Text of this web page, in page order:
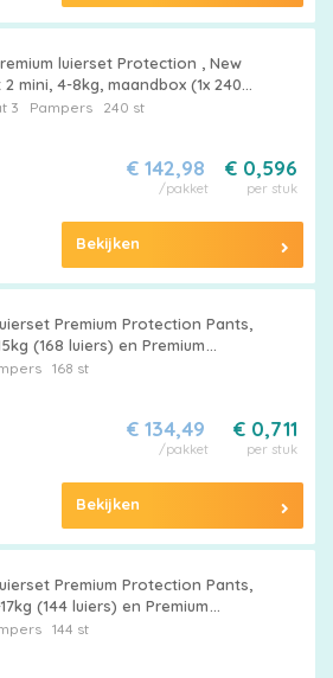
luierset Protection , New
mini, 4-8kg, maandbox (1x 240
3 midi, 6-10kg, maandbox (1x
3 Pampers240 st
€ 0,596
per stuk
€ 142,98
/pakket
Bekijken
Premium Protection Pants,
(168 luiers) en Premium
maat 4 Maxi, 9-14kg (174
168 st
€ 0,711
per stuk
€ 134,49
/pakket
Bekijken
Premium Protection Pants,
(144 luiers) en Premium
maat 5 Junior , 11-16kg (152
144 st